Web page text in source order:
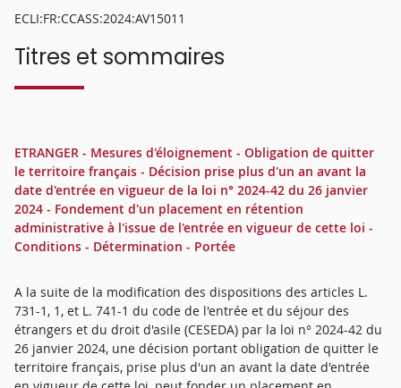
ECLI:FR:CCASS:2024:AV15011
Titres et sommaires
ETRANGER - Mesures d'éloignement - Obligation de quitter
le territoire français - Décision prise plus d'un an avant la
date d'entrée en vigueur de la loi n° 2024-42 du 26 janvier
2024 - Fondement d'un placement en rétention
administrative à l'issue de l'entrée en vigueur de cette loi -
Conditions - Détermination - Portée
A la suite de la modification des dispositions des articles L.
731-1, 1, et L. 741-1 du code de l'entrée et du séjour des
étrangers et du droit d'asile (CESEDA) par la loi n° 2024-42 du
26 janvier 2024, une décision portant obligation de quitter le
territoire français, prise plus d'un an avant la date d'entrée